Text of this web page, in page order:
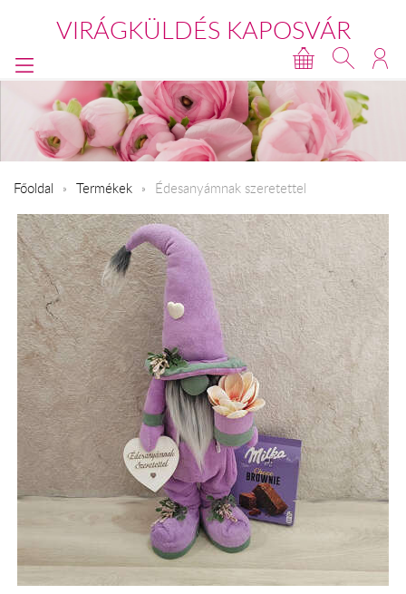
VIRÁGKÜLDÉS KAPOSVÁR
Főoldal Termékek Édesanyámnak szeretettel